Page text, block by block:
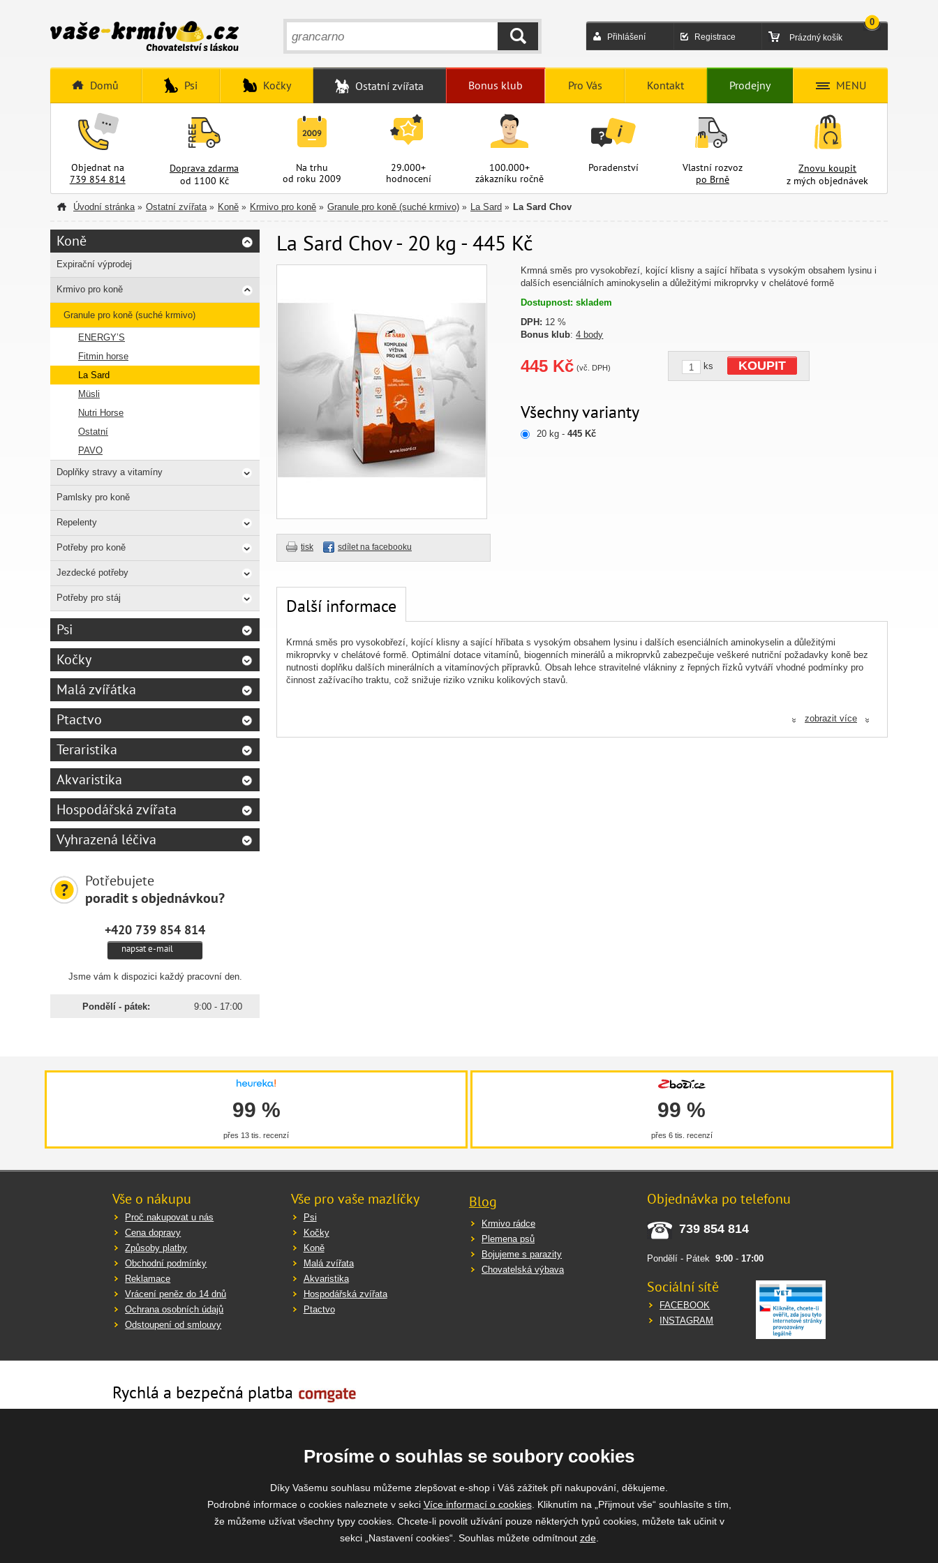
Přihlášení Registrace Prázdný košík
0
HLEDAT
Domů Psi Kočky Ostatní zvířata Bonus klub Pro Vás Kontakt Prodejny MENU
Objednat na
739 854 814
Doprava zdarma
od 1100 Kč
Na trhu
od roku 2009
29.000+
hodnocení
100.000+
zákazníku ročně
Poradenství
Vlastní rozvoz
po Brně
Znovu koupit
z mých objednávek
Úvodní stránka » Ostatní zvířata » Koně » Krmivo pro koně » Granule pro koně (suché krmivo) » La Sard » La Sard Chov
La Sard Chov - 20 kg - 445 Kč
tisk sdílet na facebooku
Krmná směs pro vysokobřezí, kojící klisny a sající hříbata s vysokým obsahem lysinu i
dalších esenciálních aminokyselin a důležitými mikroprvky v chelátové formě
Dostupnost: skladem
DPH: 12 %
Bonus klub:4 body
445 Kč (vč. DPH) ks KOUPIT
Všechny varianty
20 kg -445 Kč
Další informace
Krmná směs pro vysokobřezí, kojící klisny a sající hříbata s vysokým obsahem lysinu i dalších esenciálních aminokyselin a důležitými
mikroprvky v chelátové formě. Optimální dotace vitamínů, biogenních minerálů a mikroprvků zabezpečuje veškeré nutriční požadavky koně bez
nutnosti doplňku dalších minerálních a vitamínových přípravků. Obsah lehce stravitelné vlákniny z řepných řízků vytváří vhodné podmínky pro
činnost zažívacího traktu, což snižuje riziko vzniku kolikových stavů.
« zobrazit více «
Koně
Expirační výprodej
Krmivo pro koně
Granule pro koně (suché krmivo)
ENERGY’S
Fitmin horse
La Sard
Müsli
Nutri Horse
Ostatní
PAVO
Doplňky stravy a vitamíny
Pamlsky pro koně
Repelenty
Potřeby pro koně
Jezdecké potřeby
Potřeby pro stáj
Psi
Kočky
Malá zvířátka
Ptactvo
Teraristika
Akvaristika
Hospodářská zvířata
Vyhrazená léčiva
Potřebujete
poradit s objednávkou?
+420 739 854 814
napsat e-mail
Jsme vám k dispozici každý pracovní den.
Pondělí - pátek: 9:00 - 17:00
99 %
přes 13 tis. recenzí
99 %
přes 6 tis. recenzí
Vše o nákupu
Proč nakupovat u nás
Cena dopravy
Způsoby platby
Obchodní podmínky
Reklamace
Vrácení peněz do 14 dnů
Ochrana osobních údajů
Odstoupení od smlouvy
Vše pro vaše mazlíčky
Psi
Kočky
Koně
Malá zvířata
Akvaristika
Hospodářská zvířata
Ptactvo
Blog
Krmivo rádce
Plemena psů
Bojujeme s parazity
Chovatelská výbava
Objednávka po telefonu
739 854 814
Pondělí - Pátek9:00 -17:00
Sociální sítě
FACEBOOK
INSTAGRAM
Rychlá a bezpečná platba
Prosíme o souhlas se soubory cookies
Díky Vašemu souhlasu můžeme zlepšovat e-shop i Váš zážitek při nakupování, děkujeme.
Podrobné informace o cookies naleznete v sekci Více informací o cookies. Kliknutím na „Přijmout vše“ souhlasíte s tím,
že můžeme užívat všechny typy cookies. Chcete-li povolit užívání pouze některých typů cookies, můžete tak učinit v
sekci „Nastavení cookies“. Souhlas můžete odmítnout zde.